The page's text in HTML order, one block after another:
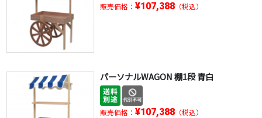
販売価格： ¥107,388（税込）
パーソナルWAGON 棚1段 青白
販売価格： ¥107,388（税込）